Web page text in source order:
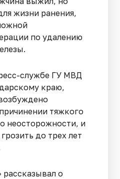
жизни ранения,
по удалению
службе ГУ МВД
краю,
тяжкого
неосторожности, и
до трех лет
рассказывал о